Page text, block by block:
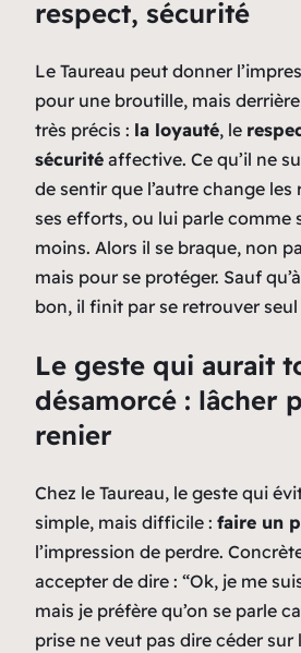
respect, sécurité
Le Taureau peut donner
pour une broutille, mais
très précis : la loyauté, le
sécurité affective. Ce qu’il ne
de sentir que l’autre change les
ses efforts, ou lui parle comme
moins. Alors il se braque, non
mais pour se protéger. Sauf
bon, il finit par se retrouver
Le geste qui aurait
désamorcé : lâcher
renier
Chez le Taureau, le geste qui
simple, mais difficile : faire un
l’impression de perdre.
accepter de dire : “Ok, je me
mais je préfère qu’on se parle
prise ne veut pas dire céder sur